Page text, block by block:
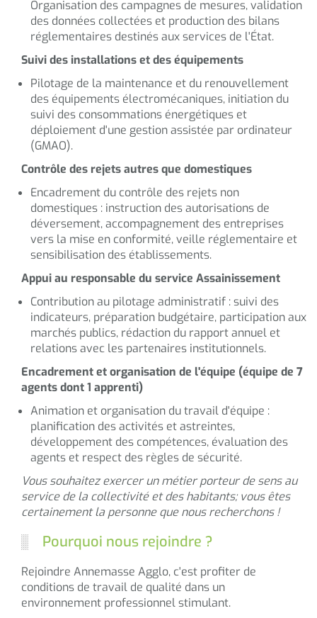
Organisation des campagnes de mesures, validation
des données collectées et production des bilans
réglementaires destinés aux services de l'État.
Suivi des installations et des équipements
Pilotage de la maintenance et du renouvellement
des équipements électromécaniques, initiation du
suivi des consommations énergétiques et
déploiement d'une gestion assistée par ordinateur
(GMAO).
Contrôle des rejets autres que domestiques
Encadrement du contrôle des rejets non
domestiques : instruction des autorisations de
déversement, accompagnement des entreprises
vers la mise en conformité, veille réglementaire et
sensibilisation des établissements.
Appui au responsable du service Assainissement
Contribution au pilotage administratif : suivi des
indicateurs, préparation budgétaire, participation aux
marchés publics, rédaction du rapport annuel et
relations avec les partenaires institutionnels.
Encadrement et organisation de l'équipe (équipe de 7
agents dont 1 apprenti)
Animation et organisation du travail d'équipe :
planification des activités et astreintes,
développement des compétences, évaluation des
agents et respect des règles de sécurité.
Vous souhaitez exercer un métier porteur de sens au
service de la collectivité et des habitants; vous êtes
certainement la personne que nous recherchons !
Pourquoi nous rejoindre ?
Rejoindre Annemasse Agglo, c'est profiter de
conditions de travail de qualité dans un
environnement professionnel stimulant.